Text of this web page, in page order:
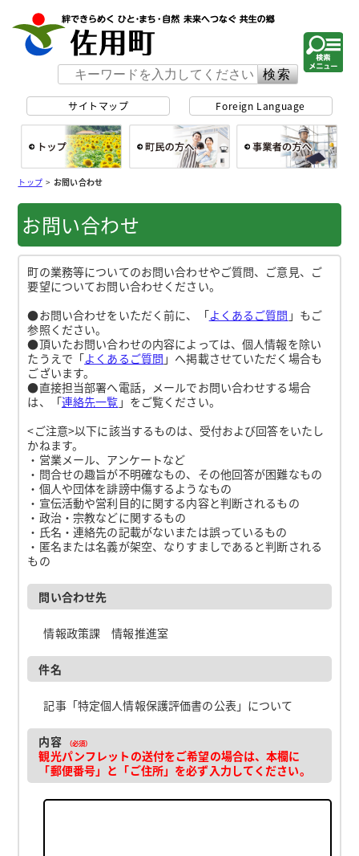
サイトマップ Foreign Language
トップ>お問い合わせ
お問い合わせ
町の業務等についてのお問い合わせやご質問、ご意見、ご
要望についてお問い合わせください。
●お問い合わせをいただく前に、「よくあるご質問 」もご
参照ください。
●頂いたお問い合わせの内容によっては、個人情報を除い
たうえで「よくあるご質問 」へ掲載させていただく場合も
ございます。
●直接担当部署へ電話，メールでお問い合わせする場合
は、「連絡先一覧 」をご覧ください。
<ご注意>以下に該当するものは、受付および回答をいたし
かねます。
・営業メール、アンケートなど
・問合せの趣旨が不明確なもの、その他回答が困難なもの
・個人や団体を誹謗中傷するようなもの
・宣伝活動や営利目的に関する内容と判断されるもの
・政治・宗教などに関するもの
・氏名・連絡先の記載がないまたは誤っているもの
・匿名または名義が架空、なりすましであると判断される
もの
問い合わせ先
情報政策課 情報推進室
件名
記事「特定個人情報保護評価書の公表」について
内容 （必須）
観光パンフレットの送付をご希望の場合は、本欄に
「郵便番号」と「ご住所」を必ず入力してください。